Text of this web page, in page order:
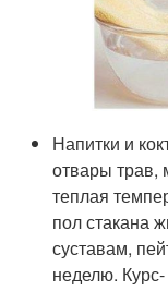
Напитки и
отвары трав,
теплая
пол стакана
суставам,
неделю.